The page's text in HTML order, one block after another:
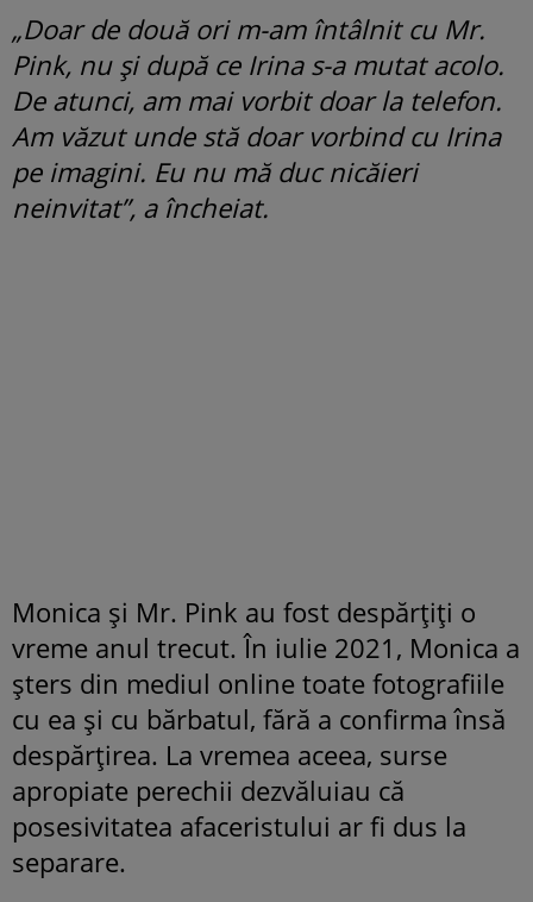
„Doar de două ori m-am întâlnit cu Mr.
Pink, nu și după ce Irina s-a mutat acolo.
De atunci, am mai vorbit doar la telefon.
Am văzut unde stă doar vorbind cu Irina
pe imagini. Eu nu mă duc nicăieri
neinvitat”, a încheiat.
Monica și Mr. Pink au fost despărțiți o
vreme anul trecut. În iulie 2021, Monica a
șters din mediul online toate fotografiile
cu ea și cu bărbatul, fără a confirma însă
despărțirea. La vremea aceea, surse
apropiate perechii dezvăluiau că
posesivitatea afaceristului ar fi dus la
separare.